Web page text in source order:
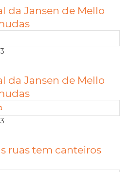
da Jansen de Mello
da Jansen de Mello
ruas tem canteiros